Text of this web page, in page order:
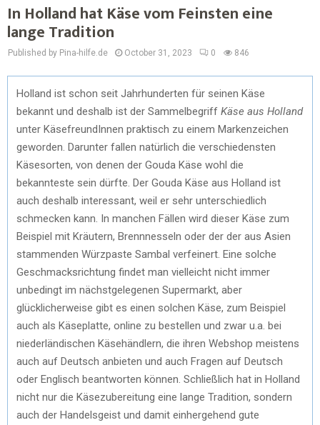
In Holland hat Käse vom Feinsten eine
lange Tradition
Published by Pina-hilfe.de October 31, 2023 0 846
Holland ist schon seit Jahrhunderten für seinen Käse
bekannt und deshalb ist der Sammelbegriff Käse aus Holland
unter KäsefreundInnen praktisch zu einem Markenzeichen
geworden. Darunter fallen natürlich die verschiedensten
Käsesorten, von denen der Gouda Käse wohl die
bekannteste sein dürfte. Der Gouda Käse aus Holland ist
auch deshalb interessant, weil er sehr unterschiedlich
schmecken kann. In manchen Fällen wird dieser Käse zum
Beispiel mit Kräutern, Brennnesseln oder der der aus Asien
stammenden Würzpaste Sambal verfeinert. Eine solche
Geschmacksrichtung findet man vielleicht nicht immer
unbedingt im nächstgelegenen Supermarkt, aber
glücklicherweise gibt es einen solchen Käse, zum Beispiel
auch als Käseplatte, online zu bestellen und zwar u.a. bei
niederländischen Käsehändlern, die ihren Webshop meistens
auch auf Deutsch anbieten und auch Fragen auf Deutsch
oder Englisch beantworten können. Schließlich hat in Holland
nicht nur die Käsezubereitung eine lange Tradition, sondern
auch der Handelsgeist und damit einhergehend gute